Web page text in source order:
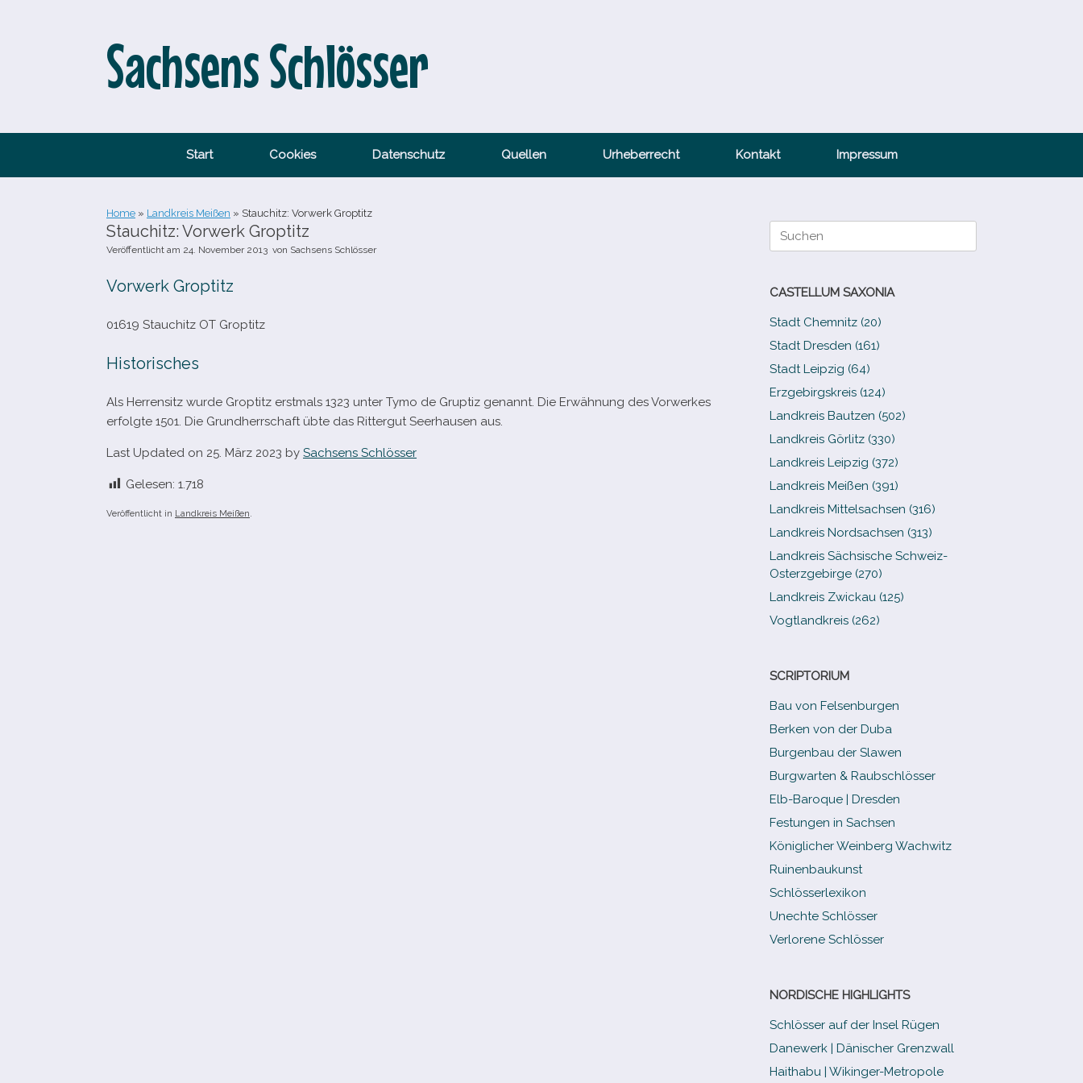
Sachsens Schlösser
Start Cookies Datenschutz Quellen Urheberrecht Kontakt Impressum
Home » Landkreis Meißen » Stauchitz: Vorwerk Groptitz
Stauchitz: Vorwerk Groptitz
Veröffentlicht am 24. November 2013 von Sachsens Schlösser
Vorwerk Groptitz
01619 Stauchitz OT Groptitz
Historisches
Als Herrensitz wurde Groptitz erst­mals 1323 unter Tymo de Gruptiz genannt. Die Erwähnung des Vorwerkes
erfolgte 1501. Die Grundherrschaft übte das Rittergut Seerhausen aus.
Last Updated on 25. März 2023 by Sachsens Schlösser
Gelesen: 1.718
Veröffentlicht in Landkreis Meißen
Suche
nach:
CASTELLUM SAXONIA
Stadt Chemnitz (20)
Stadt Dresden (161)
Stadt Leipzig (64)
Erzgebirgskreis (124)
Landkreis Bautzen (502)
Landkreis Görlitz (330)
Landkreis Leipzig (372)
Landkreis Meißen (391)
Landkreis Mittelsachsen (316)
Landkreis Nordsachsen (313)
Landkreis Sächsische Schweiz-​
Osterzgebirge (270)
Landkreis Zwickau (125)
Vogtlandkreis (262)
SCRIPTORIUM
Bau von Felsenburgen
Berken von der Duba
Burgenbau der Slawen
Burgwarten & Raubschlösser
Elb-​Baroque | Dresden
Festungen in Sachsen
Königlicher Weinberg Wachwitz
Ruinenbaukunst
Schlösserlexikon
Unechte Schlösser
Verlorene Schlösser
NORDISCHE HIGHLIGHTS
Schlösser auf der Insel Rügen
Danewerk | Dänischer Grenzwall
Haithabu | Wikinger-Metropole